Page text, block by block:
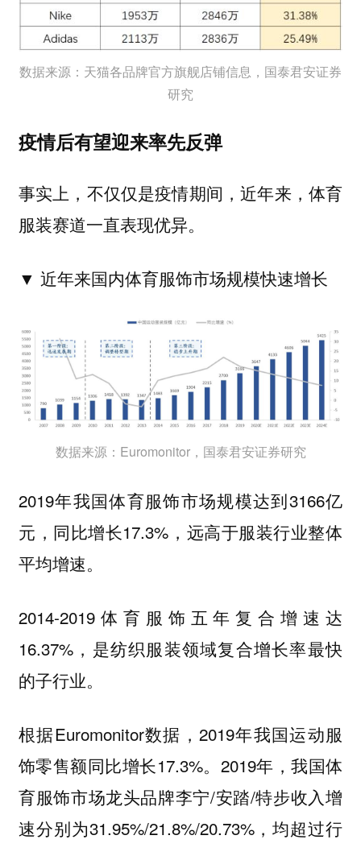
数据来源：天猫各品牌官方旗舰店铺信息，国泰君安证券
研究
疫情后有望迎来率先反弹
事实上，不仅仅是疫情期间，近年来，体育
服装赛道一直表现优异。
▼ 近年来国内体育服饰市场规模快速增长
数据来源：Euromonitor，国泰君安证券研究
2019年我国体育服饰市场规模达到3166亿
元，同比增长17.3%，远高于服装行业整体
平均增速。
2014-2019体育服饰五年复合增速达
16.37%，是纺织服装领域复合增长率最快
的子行业。
根据Euromonitor数据，2019年我国运动服
饰零售额同比增长17.3%。2019年，我国体
育服饰市场龙头品牌李宁/安踏/特步收入增
速分别为31.95%/21.8%/20.73%，均超过行